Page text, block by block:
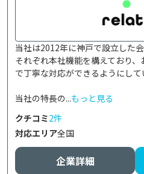
当社は2012年に神戸で設立した
それぞれ本社機能を構えており
で丁寧な対応ができるようにして
当社の特長の...もっと見る
クチコミ2件
対応エリア全国
企業詳細